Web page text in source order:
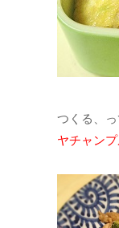
つくる、
ヤチャン